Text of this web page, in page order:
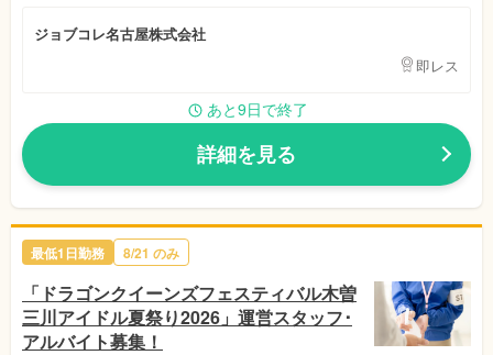
ジョブコレ名古屋株式会社
即レス
あと9日で終了
詳細を見る
最低1日勤務 8/21 のみ
「ドラゴンクイーンズフェスティバル木曽
三川アイドル夏祭り2026」運営スタッフ･
アルバイト募集！